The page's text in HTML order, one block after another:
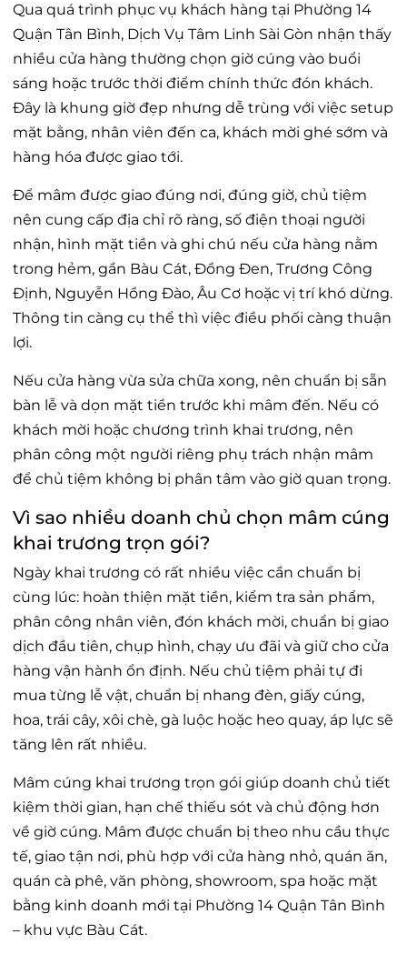
Qua quá trình phục vụ khách hàng tại Phường 14
Quận Tân Bình, Dịch Vụ Tâm Linh Sài Gòn nhận thấy
nhiều cửa hàng thường chọn giờ cúng vào buổi
sáng hoặc trước thời điểm chính thức đón khách.
Đây là khung giờ đẹp nhưng dễ trùng với việc setup
mặt bằng, nhân viên đến ca, khách mời ghé sớm và
hàng hóa được giao tới.
Để mâm được giao đúng nơi, đúng giờ, chủ tiệm
nên cung cấp địa chỉ rõ ràng, số điện thoại người
nhận, hình mặt tiền và ghi chú nếu cửa hàng nằm
trong hẻm, gần Bàu Cát, Đồng Đen, Trương Công
Định, Nguyễn Hồng Đào, Âu Cơ hoặc vị trí khó dừng.
Thông tin càng cụ thể thì việc điều phối càng thuận
lợi.
Nếu cửa hàng vừa sửa chữa xong, nên chuẩn bị sẵn
bàn lễ và dọn mặt tiền trước khi mâm đến. Nếu có
khách mời hoặc chương trình khai trương, nên
phân công một người riêng phụ trách nhận mâm
để chủ tiệm không bị phân tâm vào giờ quan trọng.
Vì sao nhiều doanh chủ chọn mâm cúng
khai trương trọn gói?
Ngày khai trương có rất nhiều việc cần chuẩn bị
cùng lúc: hoàn thiện mặt tiền, kiểm tra sản phẩm,
phân công nhân viên, đón khách mời, chuẩn bị giao
dịch đầu tiên, chụp hình, chạy ưu đãi và giữ cho cửa
hàng vận hành ổn định. Nếu chủ tiệm phải tự đi
mua từng lễ vật, chuẩn bị nhang đèn, giấy cúng,
hoa, trái cây, xôi chè, gà luộc hoặc heo quay, áp lực sẽ
tăng lên rất nhiều.
Mâm cúng khai trương trọn gói giúp doanh chủ tiết
kiệm thời gian, hạn chế thiếu sót và chủ động hơn
về giờ cúng. Mâm được chuẩn bị theo nhu cầu thực
tế, giao tận nơi, phù hợp với cửa hàng nhỏ, quán ăn,
quán cà phê, văn phòng, showroom, spa hoặc mặt
bằng kinh doanh mới tại Phường 14 Quận Tân Bình
– khu vực Bàu Cát.